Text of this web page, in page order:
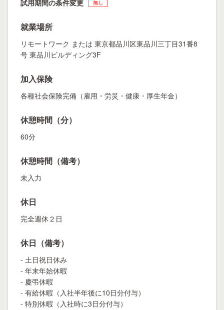
試用期間の条件変更
無し
就業場所
リモートワーク または 東京都品川区東品川三丁目31番8
号 東品川ビルディング3F
加入保険
各種社会保険完備（雇用・労災・健康・厚生年金）
休憩時間（分）
60分
休憩時間（備考）
未入力
休日
完全週休２日
休日（備考）
- 土日祝日休み
- 年末年始休暇
- 慶弔休暇
- 有給休暇（入社半年後に10日分付与）
- 特別休暇（入社時に3日分付与）